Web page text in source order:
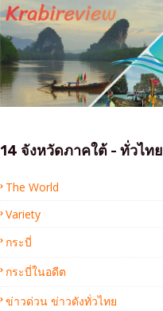
14 จังหวัดภาคใต้ - ทั่วไทย
The World
Variety
กระบี่
กระบี่ในอดีต
ข่าวด่วน ข่าวดังทั่วไทย